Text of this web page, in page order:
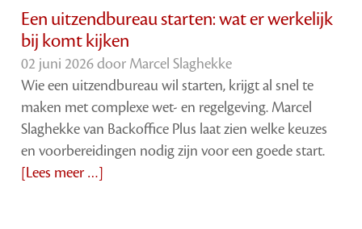
Een uitzendbureau starten: wat er werkelijk
bij komt kijken
02 juni 2026 door Marcel Slaghekke
Wie een uitzendbureau wil starten, krijgt al snel te
maken met complexe wet- en regelgeving. Marcel
Slaghekke van Backoffice Plus laat zien welke keuzes
en voorbereidingen nodig zijn voor een goede start.
[Lees meer …]